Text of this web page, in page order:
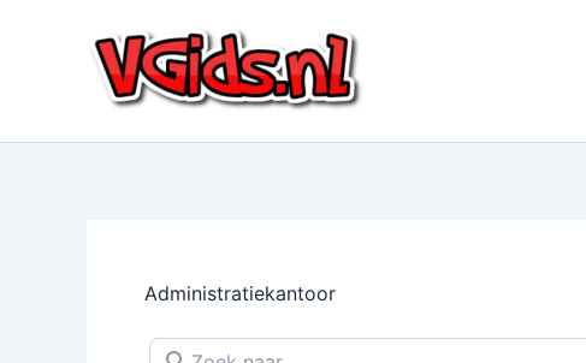
Administratiekantoor
Zoek naar